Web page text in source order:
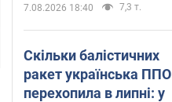
7.08.2026 18:40 7,3 т.
Скільки балістичних
ракет українська ППО
перехопила в липні: у